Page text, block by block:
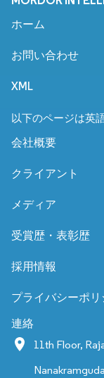
ホーム
お問い合わせ
XML
以下のページは英
会社概要
クライアント
メディア
受賞歴・表彰歴
採用情報
プライバシーポリ
連絡
11th Floor,